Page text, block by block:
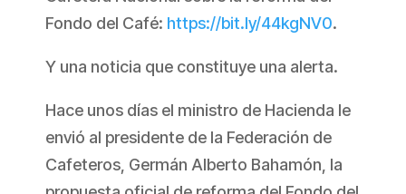
Fondo del Café: https://bit.ly/44kgNV0.
Y una noticia que constituye una alerta.
Hace unos días el ministro de Hacienda le
envió al presidente de la Federación de
Cafeteros, Germán Alberto Bahamón, la